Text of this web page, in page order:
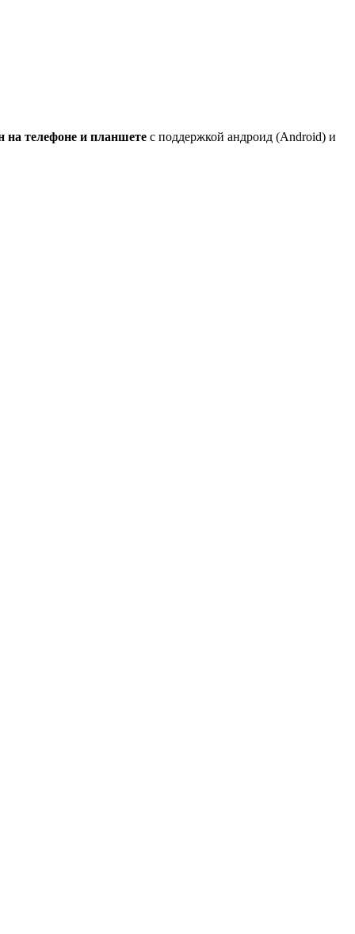
на телефоне и планшете с поддержкой андроид (Android) и